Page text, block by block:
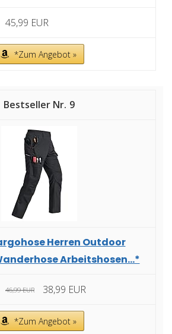
45,99 EUR
*Zum Angebot »
9
Herren Outdoor
Arbeitshosen...*
46,99 EUR 38,99 EUR
*Zum Angebot »